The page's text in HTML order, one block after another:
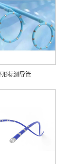
形标测导管